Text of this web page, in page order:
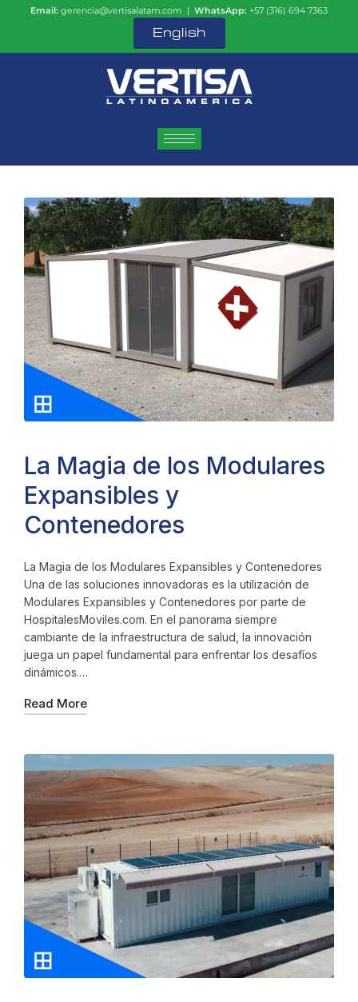
Email: gerencia@vertisalatam.com | WhatsApp: +57 (316) 694 7363
English
La Magia de los Modulares
Expansibles y
Contenedores
La Magia de los Modulares Expansibles y Contenedores
Una de las soluciones innovadoras es la utilización de
Modulares Expansibles y Contenedores por parte de
HospitalesMoviles.com. En el panorama siempre
cambiante de la infraestructura de salud, la innovación
juega un papel fundamental para enfrentar los desafíos
dinámicos.…
Read More